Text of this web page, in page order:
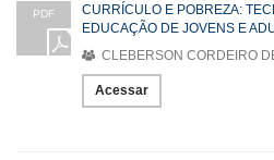
PDF
CURRÍCULO E POBREZA:
EDUCAÇÃO DE JOVENS E
CLEBERSON CORDEIRO
Acessar